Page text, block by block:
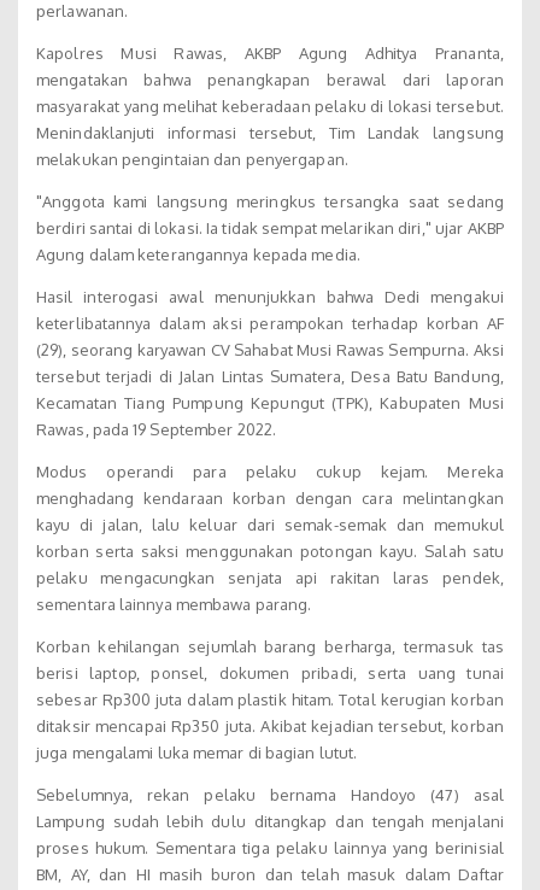
perlawanan.
Kapolres Musi Rawas, AKBP Agung Adhitya Prananta,
mengatakan bahwa penangkapan berawal dari laporan
masyarakat yang melihat keberadaan pelaku di lokasi tersebut.
Menindaklanjuti informasi tersebut, Tim Landak langsung
melakukan pengintaian dan penyergapan.
"Anggota kami langsung meringkus tersangka saat sedang
berdiri santai di lokasi. Ia tidak sempat melarikan diri," ujar AKBP
Agung dalam keterangannya kepada media.
Hasil interogasi awal menunjukkan bahwa Dedi mengakui
keterlibatannya dalam aksi perampokan terhadap korban AF
(29), seorang karyawan CV Sahabat Musi Rawas Sempurna. Aksi
tersebut terjadi di Jalan Lintas Sumatera, Desa Batu Bandung,
Kecamatan Tiang Pumpung Kepungut (TPK), Kabupaten Musi
Rawas, pada 19 September 2022.
Modus operandi para pelaku cukup kejam. Mereka
menghadang kendaraan korban dengan cara melintangkan
kayu di jalan, lalu keluar dari semak-semak dan memukul
korban serta saksi menggunakan potongan kayu. Salah satu
pelaku mengacungkan senjata api rakitan laras pendek,
sementara lainnya membawa parang.
Korban kehilangan sejumlah barang berharga, termasuk tas
berisi laptop, ponsel, dokumen pribadi, serta uang tunai
sebesar Rp300 juta dalam plastik hitam. Total kerugian korban
ditaksir mencapai Rp350 juta. Akibat kejadian tersebut, korban
juga mengalami luka memar di bagian lutut.
Sebelumnya, rekan pelaku bernama Handoyo (47) asal
Lampung sudah lebih dulu ditangkap dan tengah menjalani
proses hukum. Sementara tiga pelaku lainnya yang berinisial
BM, AY, dan HI masih buron dan telah masuk dalam Daftar